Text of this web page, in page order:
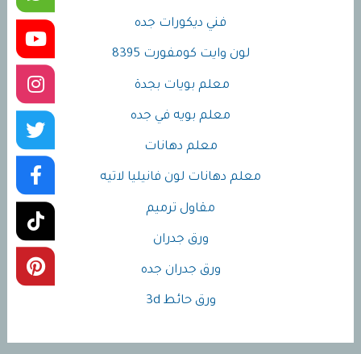
فني ديكورات جده
لون وايت كومفورت 8395
معلم بويات بجدة
معلم بويه في جده
معلم دهانات
معلم دهانات لون فانيليا لاتيه
مقاول ترميم
ورق جدران
ورق جدران جده
ورق حائط 3d